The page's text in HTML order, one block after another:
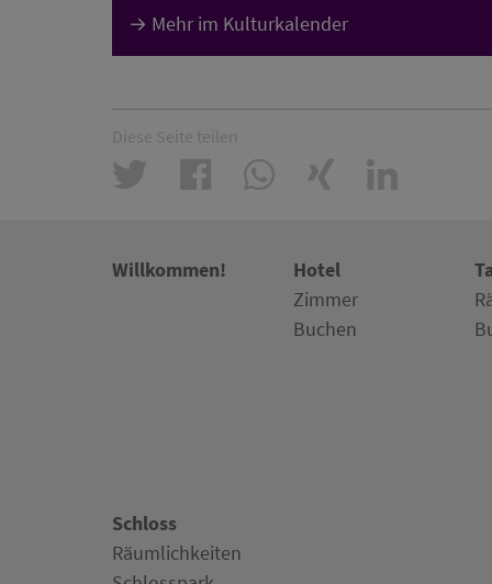
Mehr im Kulturkalender
Diese Seite teilen
Willkommen!
Hotel
Zimmer
Buchen
Schloss
Räumlichkeiten